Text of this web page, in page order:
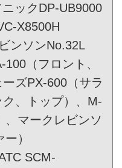
ックDP-UB9000
X8500H
ンソンNo.32L
（フロント、
ズPX-600（サラ
、トップ）、M-
、マークレビンソ
）
SCM-